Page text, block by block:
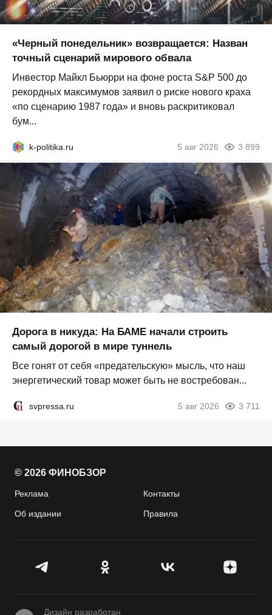
«Черный понедельник» возвращается: Назван
точный сценарий мирового обвала
Инвестор Майкл Бьюрри на фоне роста S&P 500 до
рекордных максимумов заявил о риске нового краха
«по сценарию 1987 года» и вновь раскритиковал
бум...
k-politika.ru 5 авг 2026 3 899
Дорога в никуда: На БАМЕ начали строить
самый дорогой в мире туннель
Все гонят от себя «предательскую» мысль, что наш
энергетический товар может быть не востребован...
svpressa.ru 5 авг 2026 3 711
© 2026 ФИНОБЗОР
Реклама Контакты
Об издании Правила